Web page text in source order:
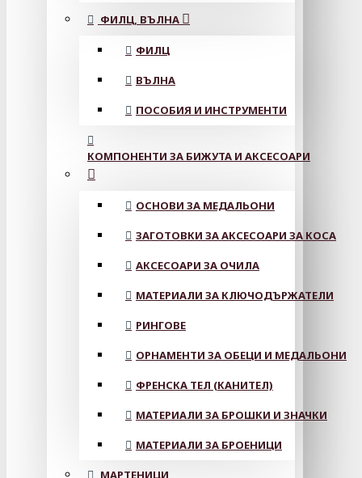
ФИЛЦ, ВЪЛНА
ФИЛЦ
ВЪЛНА
ПОСОБИЯ И ИНСТРУМЕНТИ
КОМПОНЕНТИ ЗА БИЖУТА И АКСЕСОАРИ
ОСНОВИ ЗА МЕДАЛЬОНИ
ЗАГОТОВКИ ЗА АКСЕСОАРИ ЗА КОСА
АКСЕСОАРИ ЗА ОЧИЛА
МАТЕРИАЛИ ЗА КЛЮЧОДЪРЖАТЕЛИ
РИНГОВЕ
ОРНАМЕНТИ ЗА ОБЕЦИ И МЕДАЛЬОНИ
ФРЕНСКА ТЕЛ (КАНИТЕЛ)
МАТЕРИАЛИ ЗА БРОШКИ И ЗНАЧКИ
МАТЕРИАЛИ ЗА БРОЕНИЦИ
МАРТЕНИЦИ